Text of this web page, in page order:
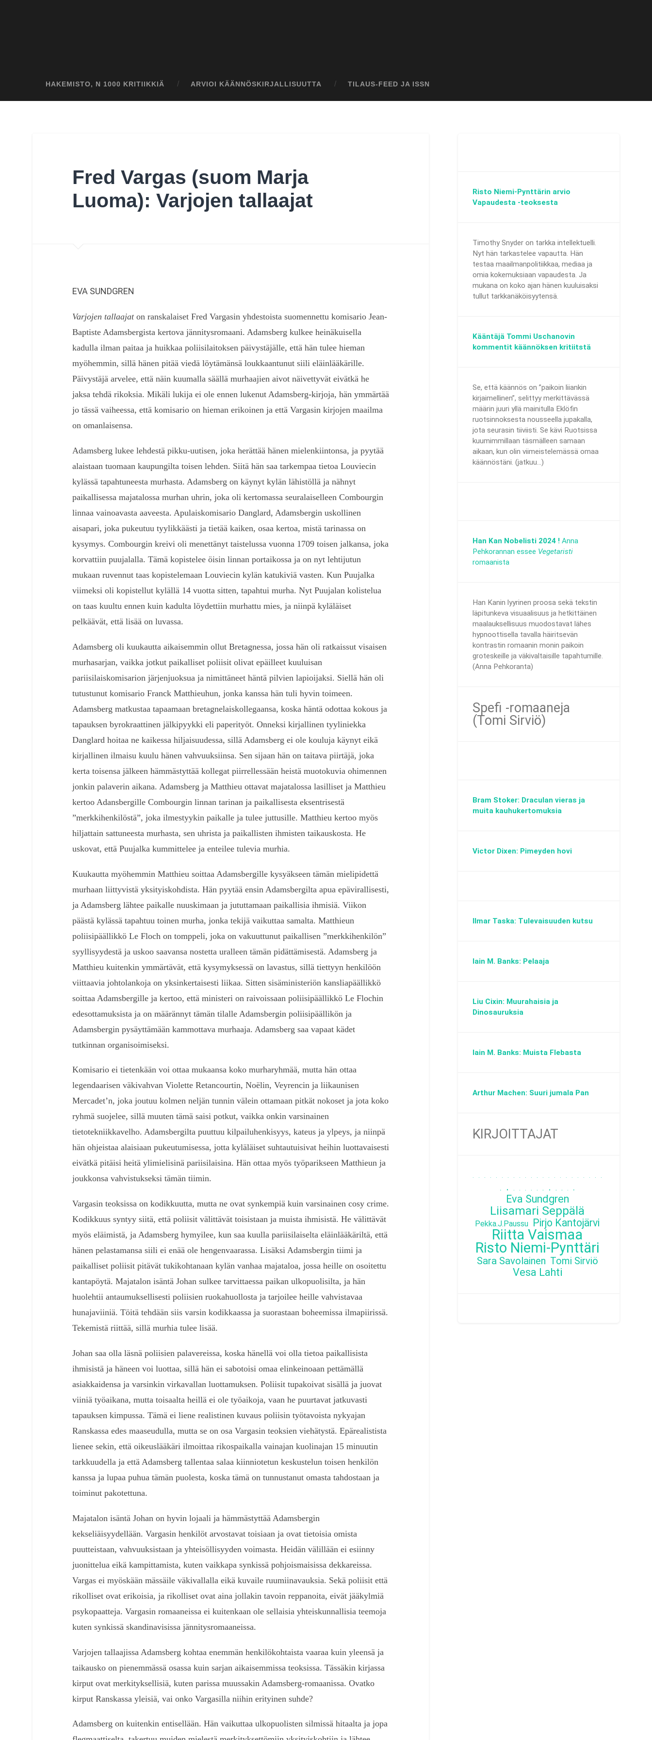
HAKEMISTO, N 1000 KRITIIKKIÄ ARVIOI KÄÄNNÖSKIRJALLISUUTTA TILAUS-FEED JA ISSN
Fred Vargas (suom Marja
Luoma): Varjojen tallaajat
EVA SUNDGREN
Varjojen tallaajaton ranskalaiset Fred Vargasin yhdestoista suomennettu komisario Jean-
Baptiste Adamsbergista kertova jännitysromaani. Adamsberg kulkee heinäkuisella
kadulla ilman paitaa ja huikkaa poliisilaitoksen päivystäjälle, että hän tulee hieman
myöhemmin, sillä hänen pitää viedä löytämänsä loukkaantunut siili eläinlääkärille.
Päivystäjä arvelee, että näin kuumalla säällä murhaajien aivot näivettyvät eivätkä he
jaksa tehdä rikoksia. Mikäli lukija ei ole ennen lukenut Adamsberg-kirjoja, hän ymmärtää
jo tässä vaiheessa, että komisario on hieman erikoinen ja että Vargasin kirjojen maailma
on omanlaisensa.
Adamsberg lukee lehdestä pikku-uutisen, joka herättää hänen mielenkiintonsa, ja pyytää
alaistaan tuomaan kaupungilta toisen lehden. Siitä hän saa tarkempaa tietoa Louviecin
kylässä tapahtuneesta murhasta. Adamsberg on käynyt kylän lähistöllä ja nähnyt
paikallisessa majatalossa murhan uhrin, joka oli kertomassa seuralaiselleen Combourgin
linnaa vainoavasta aaveesta. Apulaiskomisario Danglard, Adamsbergin uskollinen
aisapari, joka pukeutuu tyylikkäästi ja tietää kaiken, osaa kertoa, mistä tarinassa on
kysymys. Combourgin kreivi oli menettänyt taistelussa vuonna 1709 toisen jalkansa, joka
korvattiin puujalalla. Tämä kopistelee öisin linnan portaikossa ja on nyt lehtijutun
mukaan ruvennut taas kopistelemaan Louviecin kylän katukiviä vasten. Kun Puujalka
viimeksi oli kopistellut kylällä 14 vuotta sitten, tapahtui murha. Nyt Puujalan kolistelua
on taas kuultu ennen kuin kadulta löydettiin murhattu mies, ja niinpä kyläläiset
pelkäävät, että lisää on luvassa.
Adamsberg oli kuukautta aikaisemmin ollut Bretagnessa, jossa hän oli ratkaissut visaisen
murhasarjan, vaikka jotkut paikalliset poliisit olivat epäilleet kuuluisan
pariisilaiskomisarion järjenjuoksua ja nimittäneet häntä pilvien lapioijaksi. Siellä hän oli
tutustunut komisario Franck Matthieuhun, jonka kanssa hän tuli hyvin toimeen.
Adamsberg matkustaa tapaamaan bretagnelaiskollegaansa, koska häntä odottaa kokous ja
tapauksen byrokraattinen jälkipyykki eli paperityöt. Onneksi kirjallinen tyyliniekka
Danglard hoitaa ne kaikessa hiljaisuudessa, sillä Adamsberg ei ole kouluja käynyt eikä
kirjallinen ilmaisu kuulu hänen vahvuuksiinsa. Sen sijaan hän on taitava piirtäjä, joka
kerta toisensa jälkeen hämmästyttää kollegat piirrellessään heistä muotokuvia ohimennen
jonkin palaverin aikana. Adamsberg ja Matthieu ottavat majatalossa lasilliset ja Matthieu
kertoo Adansbergille Combourgin linnan tarinan ja paikallisesta eksentrisestä
”merkkihenkilöstä”, joka ilmestyykin paikalle ja tulee juttusille. Matthieu kertoo myös
hiljattain sattuneesta murhasta, sen uhrista ja paikallisten ihmisten taikauskosta. He
uskovat, että Puujalka kummittelee ja enteilee tulevia murhia.
Kuukautta myöhemmin Matthieu soittaa Adamsbergille kysyäkseen tämän mielipidettä
murhaan liittyvistä yksityiskohdista. Hän pyytää ensin Adamsbergilta apua epävirallisesti,
ja Adamsberg lähtee paikalle nuuskimaan ja jututtamaan paikallisia ihmisiä. Viikon
päästä kylässä tapahtuu toinen murha, jonka tekijä vaikuttaa samalta. Matthieun
poliisipäällikkö Le Floch on tomppeli, joka on vakuuttunut paikallisen ”merkkihenkilön”
syyllisyydestä ja uskoo saavansa nostetta uralleen tämän pidättämisestä. Adamsberg ja
Matthieu kuitenkin ymmärtävät, että kysymyksessä on lavastus, sillä tiettyyn henkilöön
viittaavia johtolankoja on yksinkertaisesti liikaa. Sitten sisäministeriön kansliapäällikkö
soittaa Adamsbergille ja kertoo, että ministeri on raivoissaan poliisipäällikkö Le Flochin
edesottamuksista ja on määrännyt tämän tilalle Adamsbergin poliisipäällikön ja
Adamsbergin pysäyttämään kammottava murhaaja. Adamsberg saa vapaat kädet
tutkinnan organisoimiseksi.
Komisario ei tietenkään voi ottaa mukaansa koko murharyhmää, mutta hän ottaa
legendaarisen väkivahvan Violette Retancourtin, Noëlin, Veyrencin ja liikaunisen
Mercadet’n, joka joutuu kolmen neljän tunnin välein ottamaan pitkät nokoset ja jota koko
ryhmä suojelee, sillä muuten tämä saisi potkut, vaikka onkin varsinainen
tietotekniikkavelho. Adamsbergilta puuttuu kilpailuhenkisyys, kateus ja ylpeys, ja niinpä
hän ohjeistaa alaisiaan pukeutumisessa, jotta kyläläiset suhtautuisivat heihin luottavaisesti
eivätkä pitäisi heitä ylimielisinä pariisilaisina. Hän ottaa myös työparikseen Matthieun ja
joukkonsa vahvistukseksi tämän tiimin.
Vargasin teoksissa on kodikkuutta, mutta ne ovat synkempiä kuin varsinainen cosy crime.
Kodikkuus syntyy siitä, että poliisit välittävät toisistaan ja muista ihmisistä. He välittävät
myös eläimistä, ja Adamsberg hymyilee, kun saa kuulla pariisilaiselta eläinlääkäriltä, että
hänen pelastamansa siili ei enää ole hengenvaarassa. Lisäksi Adamsbergin tiimi ja
paikalliset poliisit pitävät tukikohtanaan kylän vanhaa majataloa, jossa heille on osoitettu
kantapöytä. Majatalon isäntä Johan sulkee tarvittaessa paikan ulkopuolisilta, ja hän
huolehtii antaumuksellisesti poliisien ruokahuollosta ja tarjoilee heille vahvistavaa
hunajaviiniä. Töitä tehdään siis varsin kodikkaassa ja suorastaan boheemissa ilmapiirissä.
Tekemistä riittää, sillä murhia tulee lisää.
Johan saa olla läsnä poliisien palavereissa, koska hänellä voi olla tietoa paikallisista
ihmisistä ja häneen voi luottaa, sillä hän ei sabotoisi omaa elinkeinoaan pettämällä
asiakkaidensa ja varsinkin virkavallan luottamuksen. Poliisit tupakoivat sisällä ja juovat
viiniä työaikana, mutta toisaalta heillä ei ole työaikoja, vaan he puurtavat jatkuvasti
tapauksen kimpussa. Tämä ei liene realistinen kuvaus poliisin työtavoista nykyajan
Ranskassa edes maaseudulla, mutta se on osa Vargasin teoksien viehätystä. Epärealistista
lienee sekin, että oikeuslääkäri ilmoittaa rikospaikalla vainajan kuolinajan 15 minuutin
tarkkuudella ja että Adamsberg tallentaa salaa kiinniotetun keskustelun toisen henkilön
kanssa ja lupaa puhua tämän puolesta, koska tämä on tunnustanut omasta tahdostaan ja
toiminut pakotettuna.
Majatalon isäntä Johan on hyvin lojaali ja hämmästyttää Adamsbergin
kekseliäisyydellään. Vargasin henkilöt arvostavat toisiaan ja ovat tietoisia omista
puutteistaan, vahvuuksistaan ja yhteisöllisyyden voimasta. Heidän välillään ei esiinny
juonittelua eikä kampittamista, kuten vaikkapa synkissä pohjoismaisissa dekkareissa.
Vargas ei myöskään mässäile väkivallalla eikä kuvaile ruumiinavauksia. Sekä poliisit että
rikolliset ovat erikoisia, ja rikolliset ovat aina jollakin tavoin reppanoita, eivät jääkylmiä
psykopaatteja. Vargasin romaaneissa ei kuitenkaan ole sellaisia yhteiskunnallisia teemoja
kuten synkissä skandinavisissa jännitysromaaneissa.
Varjojen tallaajissa Adamsberg kohtaa enemmän henkilökohtaista vaaraa kuin yleensä ja
taikausko on pienemmässä osassa kuin sarjan aikaisemmissa teoksissa. Tässäkin kirjassa
kirput ovat merkityksellisiä, kuten parissa muussakin Adamsberg-romaanissa. Ovatko
kirput Ranskassa yleisiä, vai onko Vargasilla niihin erityinen suhde?
Adamsberg on kuitenkin entisellään. Hän vaikuttaa ulkopuolisten silmissä hitaalta ja jopa
Risto Niemi-Pynttärin arvio
Vapaudesta -teoksesta
Timothy Snyder on tarkka intellektuelli.
Nyt hän tarkastelee vapautta. Hän
testaa maailmanpolitiikkaa, mediaa ja
omia kokemuksiaan vapaudesta. Ja
mukana on koko ajan hänen kuuluisaksi
tullut tarkkanäköisyytensä.
Kääntäjä Tommi Uschanovin
kommentit käännöksen kritiitstä
Se, että käännös on ”paikoin liiankin
kirjaimellinen”, selittyy merkittävässä
määrin juuri yllä mainitulla Eklöfin
ruotsinnoksesta nousseella jupakalla,
jota seurasin tiiviisti. Se kävi Ruotsissa
kuumimmillaan täsmälleen samaan
aikaan, kun olin viimeistelemässä omaa
käännöstäni. (jatkuu...)
Han Kan Nobelisti 2024 ! Anna
Pehkorannan essee Vegetaristi
romaanista
Han Kanin lyyrinen proosa sekä tekstin
läpitunkeva visuaalisuus ja hetkittäinen
maalauksellisuus muodostavat lähes
hypnoottisella tavalla häiritsevän
kontrastin romaanin monin paikoin
groteskeille ja väkivaltaisille tapahtumille.
(Anna Pehkoranta)
Spefi -romaaneja
(Tomi Sirviö)
Bram Stoker: Draculan vieras ja
muita kauhukertomuksia
Victor Dixen: Pimeyden hovi
Ilmar Taska: Tulevaisuuden kutsu
Iain M. Banks: Pelaaja
Liu Cixin: Muurahaisia ja
Dinosauruksia
Iain M. Banks: Muista Flebasta
Arthur Machen: Suuri jumala Pan
KIRJOITTAJAT
. . . . . . . . . . . . . . . . . . . . . . .
. . . . . . . . . .
Eva Sundgren
Liisamari Seppälä
Pekka.J.Paussu Pirjo Kantojärvi
Riitta Vaismaa
Risto Niemi-Pynttäri
Sara Savolainen Tomi Sirviö
Vesa Lahti